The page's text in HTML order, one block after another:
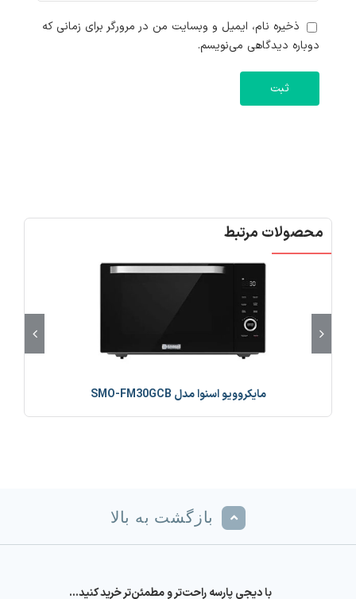
ذخیره نام، ایمیل و وبسایت من در مرورگر برای زمانی که
دوباره دیدگاهی می‌نویسم.
محصولات مرتبط
مایکروویو اسنوا مدل SMO-FM30GCB
بازگشت به بالا
با دیجی پارسه راحت‌تر و مطمئن‌تر خرید کنید…